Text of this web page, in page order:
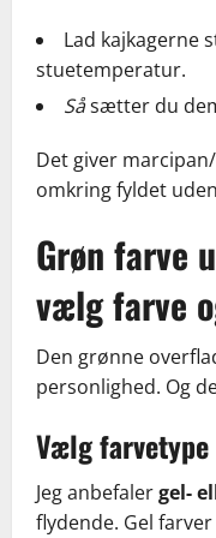
Lad kajkagerne
stuetemperatur.
Såsætter du
Det giver
omkring fyldet
Grøn farve
vælg farve
Den grønne
personlighed. Og
Vælg farvetype
Jeg anbefalergel-
flydende. Gel